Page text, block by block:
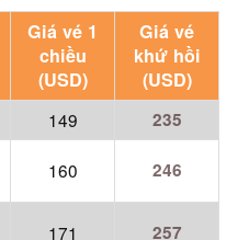
Giá vé 1
chiều
(USD)
Giá vé
khứ hồi
(USD)
149
235
160 246
171 257